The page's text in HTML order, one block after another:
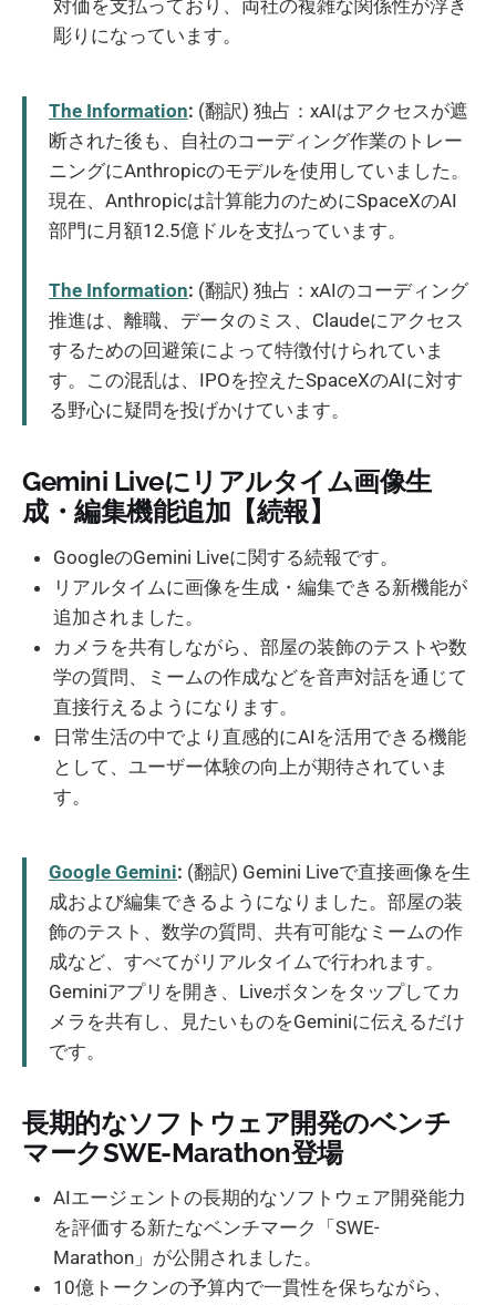
対価を支払っており、両社の複雑な関係性が浮き
彫りになっています。
The Information: (翻訳) 独占：xAIはアクセスが遮
断された後も、自社のコーディング作業のトレー
ニングにAnthropicのモデルを使用していました。
現在、Anthropicは計算能力のためにSpaceXのAI
部門に月額12.5億ドルを支払っています。
The Information: (翻訳) 独占：xAIのコーディング
推進は、離職、データのミス、Claudeにアクセス
するための回避策によって特徴付けられていま
す。この混乱は、IPOを控えたSpaceXのAIに対す
る野心に疑問を投げかけています。
Gemini Liveにリアルタイム画像生
成・編集機能追加【続報】
GoogleのGemini Liveに関する続報です。
リアルタイムに画像を生成・編集できる新機能が
追加されました。
カメラを共有しながら、部屋の装飾のテストや数
学の質問、ミームの作成などを音声対話を通じて
直接行えるようになります。
日常生活の中でより直感的にAIを活用できる機能
として、ユーザー体験の向上が期待されていま
す。
Google Gemini: (翻訳) Gemini Liveで直接画像を生
成および編集できるようになりました。部屋の装
飾のテスト、数学の質問、共有可能なミームの作
成など、すべてがリアルタイムで行われます。
Geminiアプリを開き、Liveボタンをタップしてカ
メラを共有し、見たいものをGeminiに伝えるだけ
です。
長期的なソフトウェア開発のベンチ
マークSWE-Marathon登場
AIエージェントの長期的なソフトウェア開発能力
を評価する新たなベンチマーク「SWE-
Marathon」が公開されました。
10億トークンの予算内で一貫性を保ちながら、